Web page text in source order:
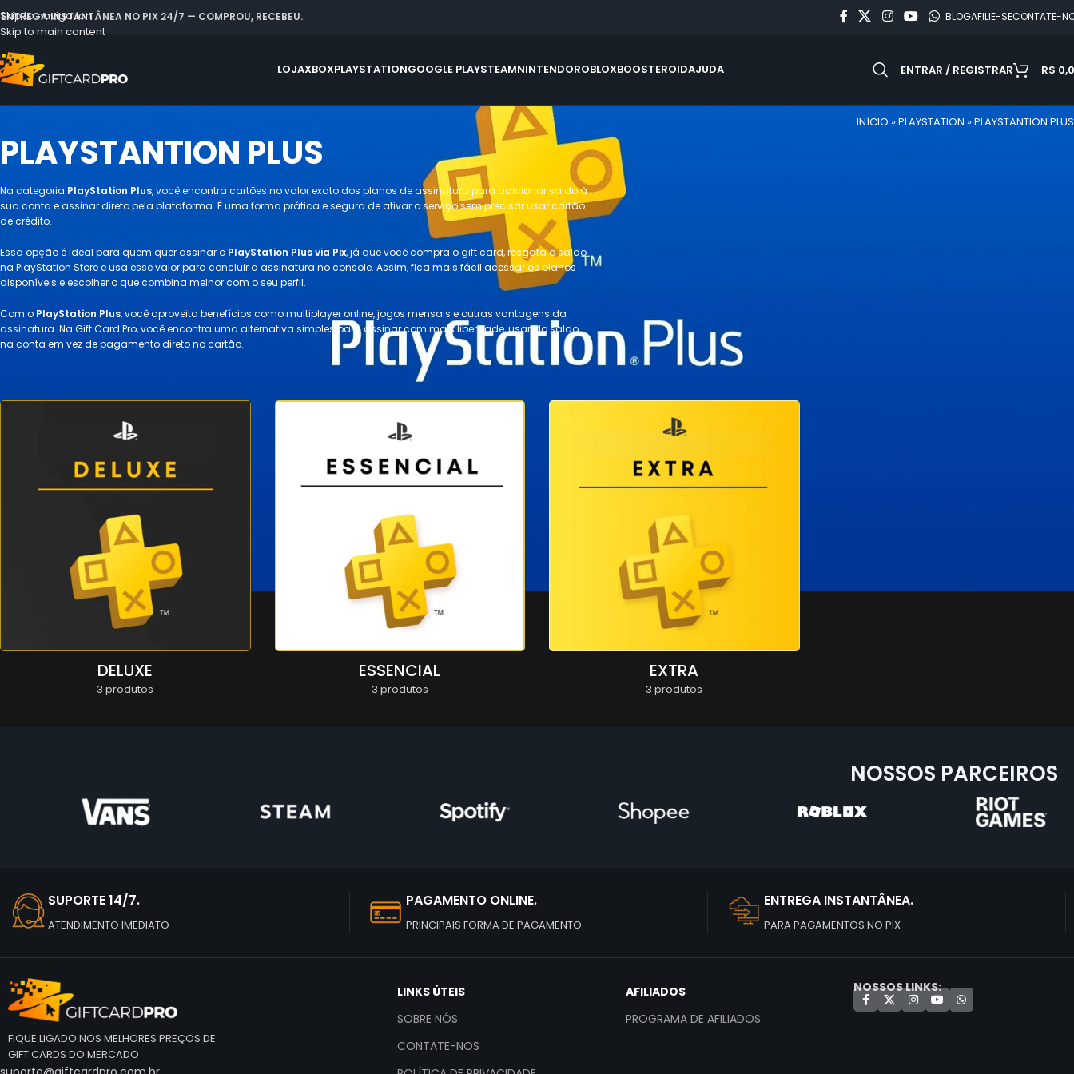
Skip to navigation
Skip to main content
ENTREGA INSTANTÂNEA NO PIX 24/7 — COMPROU, RECEBEU. BLOGAFILIE-SECONTATE-
LOJAXBOXPLAYSTATIONGOOGLE PLAYSTEAMNINTENDOROBLOXBOOSTEROIDAJUDA ENTRAR / REGISTRAR R$
INÍCIO »PLAYSTATION »PLAYSTANTION PLUS
PLAYSTANTION PLUS
Na categoria PlayStation Plus, você encontra cartões no valor exato dos planos de assinatura para adicionar saldo à
sua conta e assinar direto pela plataforma. É uma forma prática e segura de ativar o serviço sem precisar usar cartão
de crédito.
Essa opção é ideal para quem quer assinar o PlayStation Plus via Pix, já que você compra o gift card, resgata o saldo
na PlayStation Store e usa esse valor para concluir a assinatura no console. Assim, fica mais fácil acessar os planos
disponíveis e escolher o que combina melhor com o seu perfil.
Com o PlayStation Plus, você aproveita benefícios como multiplayer online, jogos mensais e outras vantagens da
assinatura. Na Gift Card Pro, você encontra uma alternativa simples para assinar com mais liberdade, usando saldo
na conta em vez de pagamento direto no cartão.
DELUXE
3 produtos
ESSENCIAL
3 produtos
EXTRA
3 produtos
NOSSOS PARCEIROS
SUPORTE 14/7.
ATENDIMENTO IMEDIATO
PAGAMENTO ONLINE.
PRINCIPAIS FORMA DE PAGAMENTO
ENTREGA INSTANTÂNEA.
PARA PAGAMENTOS NO PIX
FIQUE LIGADO NOS MELHORES PREÇOS DE
GIFT CARDS DO MERCADO
LINKS ÚTEIS
SOBRE NÓS
CONTATE-NOS
AFILIADOS
PROGRAMA DE AFILIADOS
NOSSOS LINKS: